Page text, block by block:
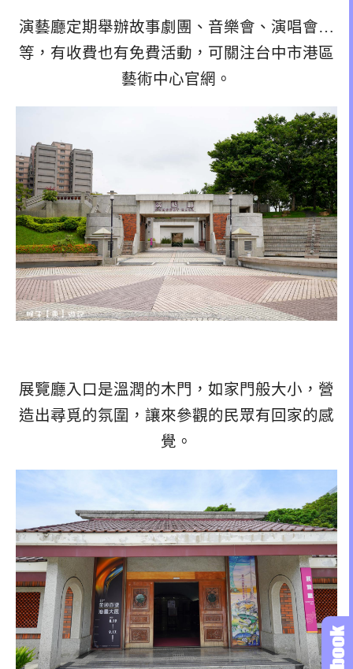
演藝廳定期舉辦故事劇團、音樂會、演唱會…
等，有收費也有免費活動，可關注台中市港區
藝術中心官網。
展覽廳入口是溫潤的木門，如家門般大小，營
造出尋覓的氛圍，讓來參觀的民眾有回家的感
覺。